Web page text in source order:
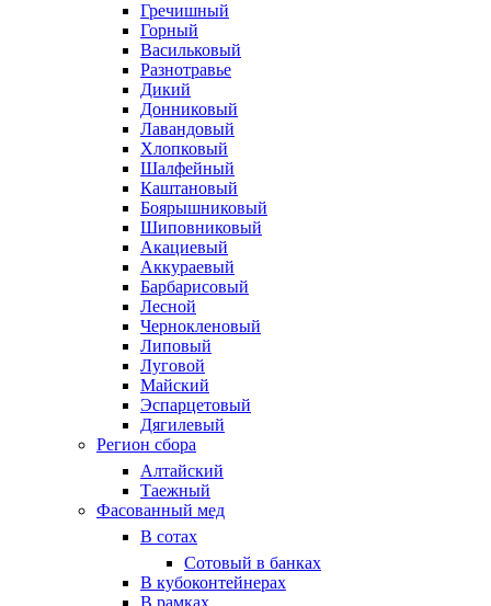
Гречишный
Горный
Васильковый
Разнотравье
Дикий
Донниковый
Лавандовый
Хлопковый
Шалфейный
Каштановый
Боярышниковый
Шиповниковый
Акациевый
Аккураевый
Барбарисовый
Лесной
Чернокленовый
Липовый
Луговой
Майский
Эспарцетовый
Дягилевый
Регион сбора
Алтайский
Таежный
Фасованный мед
В сотах
Сотовый в банках
В кубоконтейнерах
В рамках